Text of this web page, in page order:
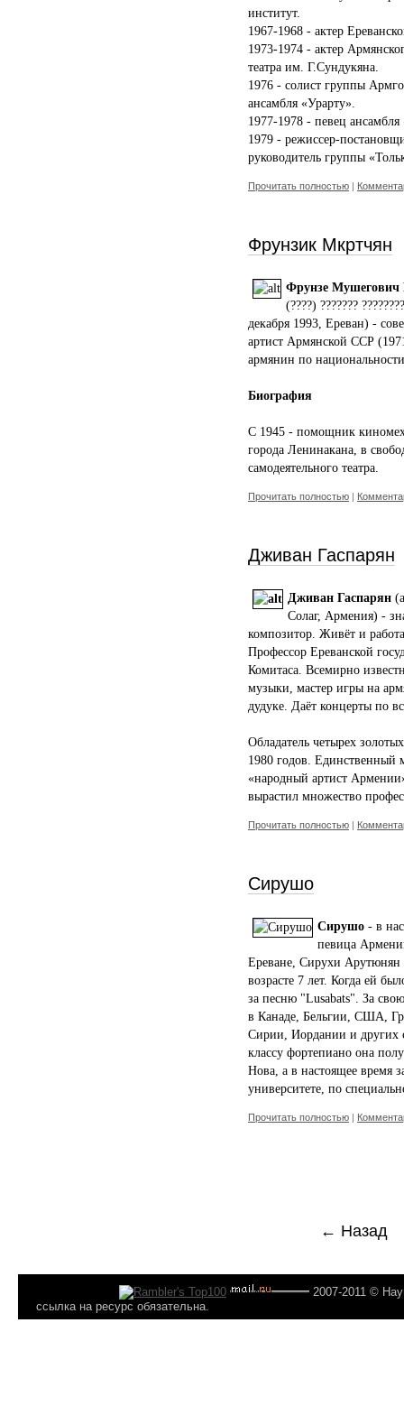
институт.
1967-1968 - актер
1973-1974 - актер
театра им. Г.Сундукяна.
1976 - солист группы
ансамбля «Урарту».
1977-1978 - певец ансамбля
1979 - режиссер-
руководитель группы
Прочитать полностью |
Фрунзик Мкртчян
Фрунзе Мушегович
(????) ???????
декабря 1993, Ереван) -
артист Армянской ССР
армянин по
Биография
C 1945 - помощник
города Ленинакана, в
самодеятельного театра.
Прочитать полностью |
Дживан Гаспарян
Дживан Гаспарян
Солаг, Армения) -
композитор. Живёт и
Профессор Ереванской
Комитаса. Всемирно
музыки, мастер игры на
дудуке. Даёт концерты по
Обладатель четырех
1980 годов. Единственный
«народный артист
вырастил множество
Прочитать полностью |
Сирушо
Сирушо - в
певица
Ереване, Сирухи Арутюнян
возрасте 7 лет. Когда ей
за песню "Lusabats". За
в Канаде, Бельгии, США,
Сирии, Иордании и других
классу фортепиано она
Нова, а в настоящее время
университете, по
Прочитать полностью |
← Назад
2007-2011 ©
ссылка на ресурс обязательна.